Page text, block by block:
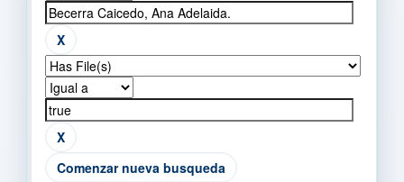
Comenzar nueva busqueda